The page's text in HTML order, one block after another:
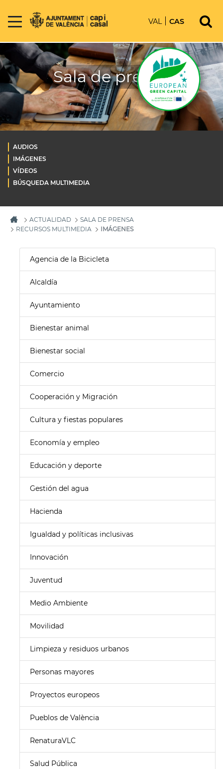
VAL CAS
Sala de prensa
AUDIOS
IMÁGENES
VÍDEOS
BÚSQUEDA MULTIMEDIA
ACTUALIDAD
SALA DE PRENSA
RECURSOS MULTIMEDIA
IMÁGENES
Agencia de la Bicicleta
Alcaldía
Ayuntamiento
Bienestar animal
Bienestar social
Comercio
Cooperación y Migración
Cultura y fiestas populares
Economía y empleo
Educación y deporte
Gestión del agua
Hacienda
Igualdad y políticas inclusivas
Innovación
Juventud
Medio Ambiente
Movilidad
Limpieza y residuos urbanos
Personas mayores
Proyectos europeos
Pueblos de València
RenaturaVLC
Salud Pública